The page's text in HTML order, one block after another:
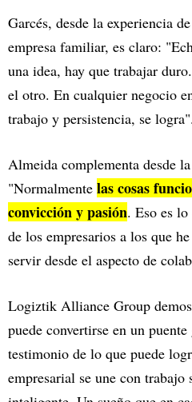
Garcés, desde la experiencia
empresa familiar, es claro:
una idea, hay que trabajar
el otro. En cualquier negocio
trabajo y persistencia, se logra".
Almeida complementa desde
"Normalmente las cosas
convicción y pasión. Eso es
de los empresarios a los que
servir desde el aspecto de
Logiztik Alliance Group
puede convertirse en un
testimonio de lo que puede
empresarial se une con